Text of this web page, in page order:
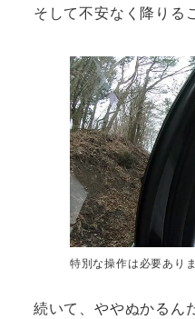
そして不安なく降りる
特別な操作は必要あり
続いて、ややぬかるん